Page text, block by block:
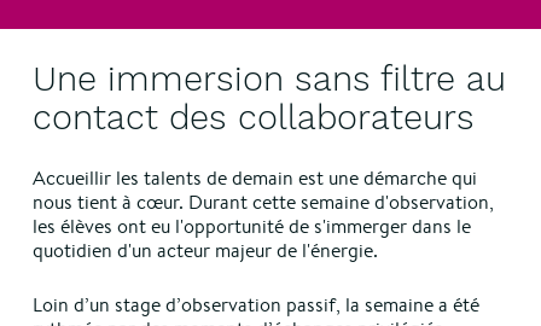
Une immersion sans filtre au
contact des collaborateurs
Accueillir les talents de demain est une démarche qui
nous tient à cœur. Durant cette semaine d'observation,
les élèves ont eu l'opportunité de s'immerger dans le
quotidien d'un acteur majeur de l'énergie.
Loin d’un stage d’observation passif, la semaine a été